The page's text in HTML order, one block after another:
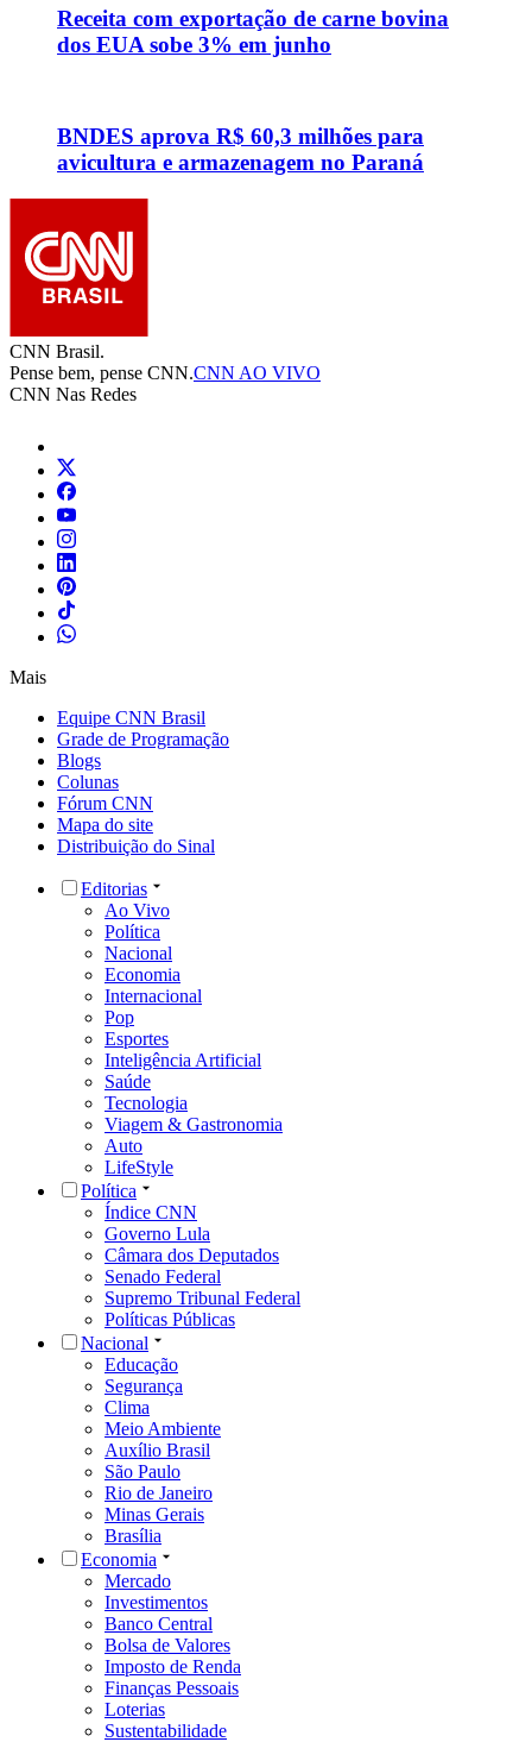
Receita com exportação de carne bovina
dos EUA sobe 3% em junho
BNDES aprova R$ 60,3 milhões para
avicultura e armazenagem no Paraná
CNN Brasil.
Pense bem, pense CNN.CNN AO VIVO
CNN Nas Redes
Mais
Equipe CNN Brasil
Grade de Programação
Blogs
Colunas
Fórum CNN
Mapa do site
Distribuição do Sinal
Editorias
Ao Vivo
Política
Nacional
Economia
Internacional
Pop
Esportes
Inteligência Artificial
Saúde
Tecnologia
Viagem & Gastronomia
Auto
LifeStyle
Política
Índice CNN
Governo Lula
Câmara dos Deputados
Senado Federal
Supremo Tribunal Federal
Políticas Públicas
Nacional
Educação
Segurança
Clima
Meio Ambiente
Auxílio Brasil
São Paulo
Rio de Janeiro
Minas Gerais
Brasília
Economia
Mercado
Investimentos
Banco Central
Bolsa de Valores
Imposto de Renda
Finanças Pessoais
Loterias
Sustentabilidade